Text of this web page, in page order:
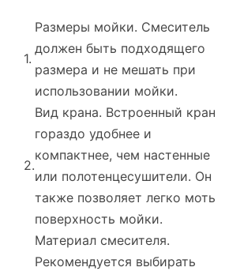
1.
Размеры мойки. Смеситель
должен быть подходящего
размера и не мешать при
использовании мойки.
2.
Вид крана. Встроенный кран
гораздо удобнее и
компактнее, чем настенные
или полотенцесушители. Он
также позволяет легко моть
поверхность мойки.
Материал смесителя.
Рекомендуется выбирать